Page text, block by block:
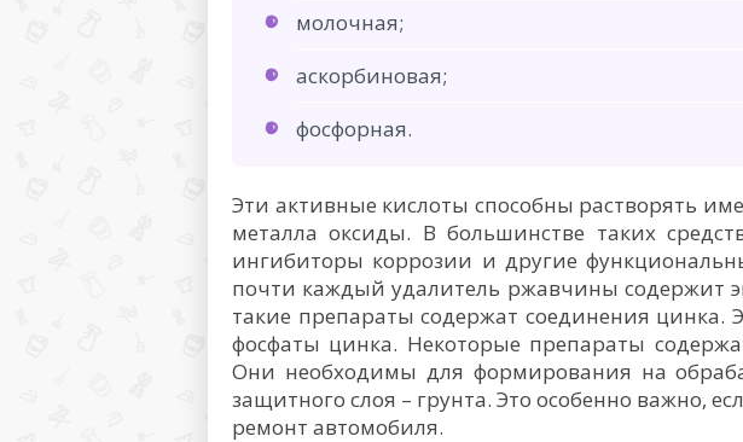
молочная;
аскорбиновая;
фосфорная.
Эти активные кислоты способны растворять
металла оксиды. В большинстве таких
ингибиторы коррозии и другие
почти каждый удалитель ржавчины содержит
такие препараты содержат соединения цинка.
фосфаты цинка. Некоторые препараты
Они необходимы для формирования на
защитного слоя – грунта. Это особенно важно,
ремонт автомобиля.